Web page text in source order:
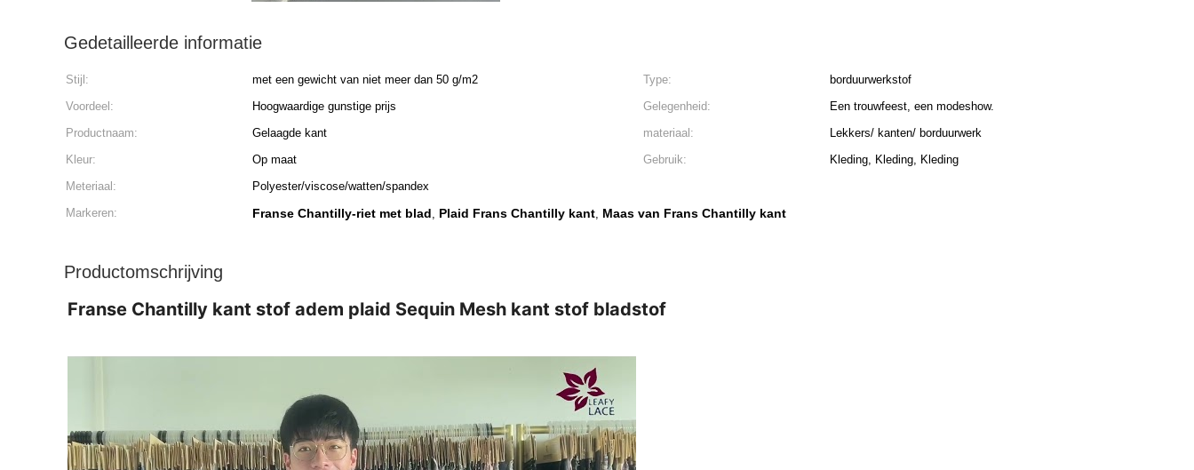
Gedetailleerde informatie
Stijl: met een gewicht van niet meer dan 50 g/m2 Type:
borduurwerkstof
Voordeel:
Hoogwaardige gunstige prijs Gelegenheid:
Een trouwfeest, een modeshow.
Productnaam:
Gelaagde kant materiaal:
Lekkers/ kanten/ borduurwerk
Kleur:
Op maat Gebruik:
Kleding, Kleding, Kleding
Meteriaal:
Polyester/viscose/watten/spandex
Markeren:
Franse Chantilly-riet met blad, Plaid Frans Chantilly kant, Maas van Frans Chantilly kant
Productomschrijving
Franse Chantilly kant stof adem plaid Sequin Mesh kant stof bladstof